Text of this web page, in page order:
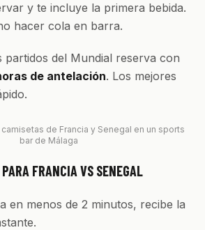
y te incluye la primera bebida.
hacer cola en barra.
partidos del Mundial reserva con
de antelación. Los mejores
de Francia y Senegal en un sports
bar de Málaga
FRANCIA VS SENEGAL
en menos de 2 minutos, recibe la